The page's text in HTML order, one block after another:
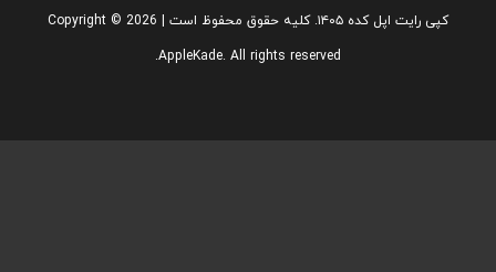
کپی رایت اپل کده ۱۴۰۵. کلیه حقوق محفوظ است | Copyright © 2026
AppleKade. All rights reserved.